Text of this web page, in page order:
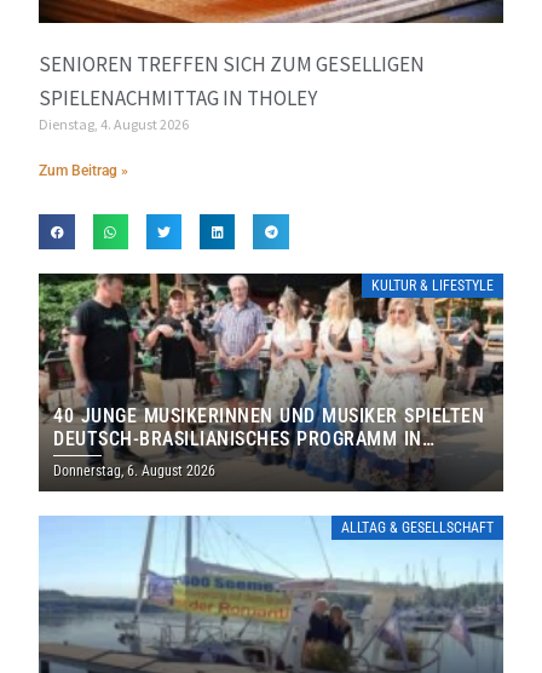
SENIOREN TREFFEN SICH ZUM GESELLIGEN
SPIELENACHMITTAG IN THOLEY
Dienstag, 4. August 2026
Zum Beitrag »
KULTUR & LIFESTYLE
40 JUNGE MUSIKERINNEN UND MUSIKER SPIELTEN
DEUTSCH-BRASILIANISCHES PROGRAMM IN
THOLEY
Donnerstag, 6. August 2026
ALLTAG & GESELLSCHAFT